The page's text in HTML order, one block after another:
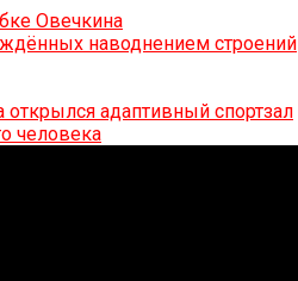
Овечкина
наводнением строений
адаптивный спортзал
человека